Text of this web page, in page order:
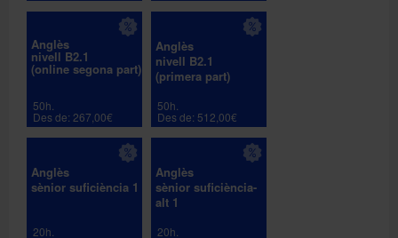
Anglès
nivell B2.1
(online segona part)
50h.
Des de: 267,00€
Anglès
nivell B2.1
(primera part)
50h.
Des de: 512,00€
Anglès
sènior suficiència 1
20h.
Anglès
sènior suficiència-
alt 1
20h.